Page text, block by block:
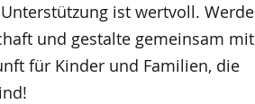
ist wertvoll. Werde
und gestalte gemeinsam mit
für Kinder und Familien, die